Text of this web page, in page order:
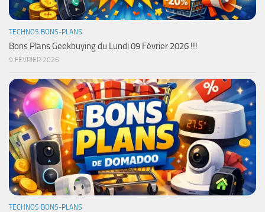
TECHNOS BONS-PLANS
Bons Plans Geekbuying du Lundi 09 Février 2026 !!!
9 FÉVRIER 2026
TECHNOS BONS-PLANS